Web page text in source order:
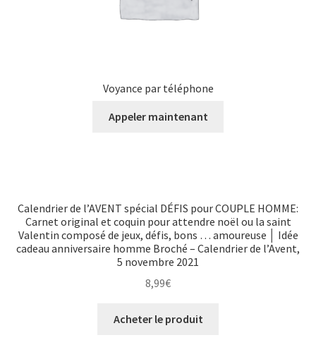
Voyance par téléphone
Appeler maintenant
Calendrier de l’AVENT spécial DÉFIS pour COUPLE HOMME:
Carnet original et coquin pour attendre noël ou la saint
Valentin composé de jeux, défis, bons … amoureuse │ Idée
cadeau anniversaire homme Broché – Calendrier de l’Avent,
5 novembre 2021
8,99€
Acheter le produit